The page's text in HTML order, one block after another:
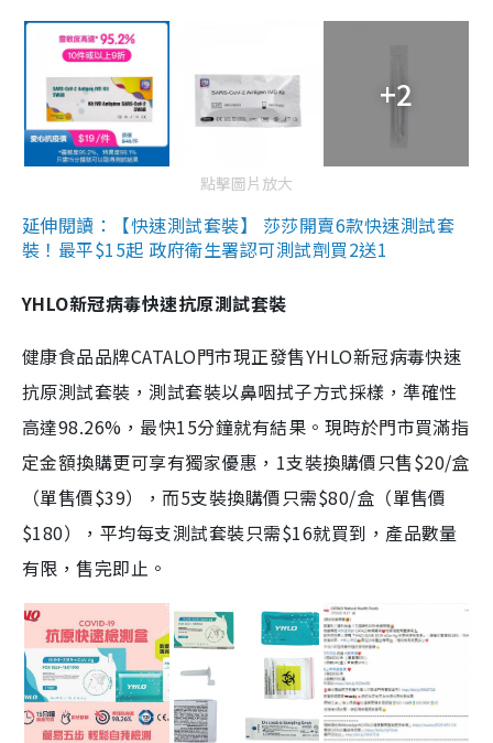
+2
點擊圖片放大
延伸閱讀：【快速測試套裝】 莎莎開賣6款快速測試套
裝！最平$15起 政府衛生署認可測試劑買2送1
YHLO新冠病毒快速抗原測試套裝
健康食品品牌CATALO門市現正發售YHLO新冠病毒快速
抗原測試套裝，測試套裝以鼻咽拭子方式採樣，準確性
高達98.26%，最快15分鐘就有結果。現時於門市買滿指
定金額換購更可享有獨家優惠，1支裝換購價只售$20/盒
（單售價$39），而5支裝換購價只需$80/盒（單售價
$180），平均每支測試套裝只需$16就買到，產品數量
有限，售完即止。